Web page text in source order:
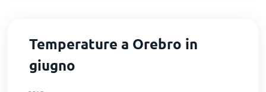
Temperature a Orebro in
giugno